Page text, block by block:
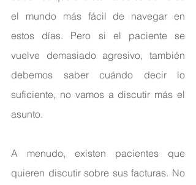
el mundo más fácil de navegar en
estos días. Pero si el paciente se
vuelve demasiado agresivo, también
debemos saber cuándo decir lo
suficiente, no vamos a discutir más el
asunto.
A menudo, existen pacientes que
quieren discutir sobre sus facturas. No